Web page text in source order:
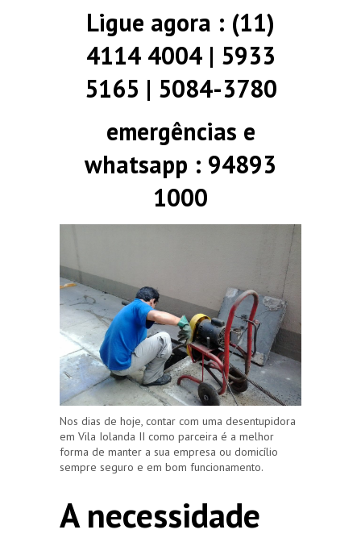
Ligue agora : (11)
4114 4004 | 5933
5165 | 5084-3780
emergências e
whatsapp : 94893
1000
Nos dias de hoje, contar com uma desentupidora
em Vila Iolanda II como parceira é a melhor
forma de manter a sua empresa ou domicílio
sempre seguro e em bom funcionamento.
A necessidade